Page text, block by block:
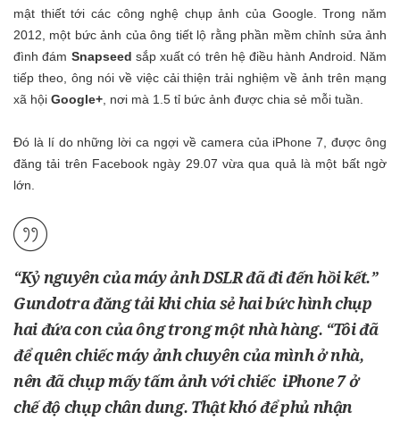
mật thiết tới các công nghệ chụp ảnh của Google. Trong năm
2012, một bức ảnh của ông tiết lộ rằng phần mềm chỉnh sửa ảnh
đình đám Snapseed sắp xuất có trên hệ điều hành Android. Năm
tiếp theo, ông nói về việc cải thiện trải nghiệm về ảnh trên mạng
xã hội Google+ , nơi mà 1.5 tỉ bức ảnh được chia sẻ mỗi tuần.
Đó là lí do những lời ca ngợi về camera của iPhone 7, được ông
đăng tải trên Facebook ngày 29.07 vừa qua quả là một bất ngờ
lớn.
“Kỷ nguyên của máy ảnh DSLR đã đi đến hồi kết.”
Gundotrađăng tải khi chia sẻ hai bức hình chụp
hai đứa con của ông trong một nhà hàng. “Tôi đã
để quên chiếc máy ảnh chuyên của mình ở nhà,
nên đã chụp mấy tấm ảnh với chiếc iPhone 7ở
chế độ chụp chân dung. Thật khó để phủ nhận